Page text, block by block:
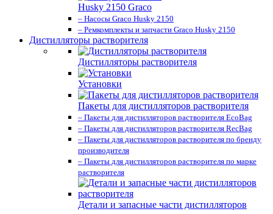
Husky 2150 Graco
– Насосы Graco Husky 2150
– Ремкомплекты и запчасти Graco Husky 2150
Дистилляторы растворителя
Дистилляторы растворителя
Установки
Пакеты для дистилляторов растворителя
– Пакеты для дистилляторов растворителя EcoBag
– Пакеты для дистилляторов растворителя RecBag
– Пакеты для дистилляторов растворителя по бренду
производителя
– Пакеты для дистилляторов растворителя по марке
растворителя
Детали и запасные части дистилляторов